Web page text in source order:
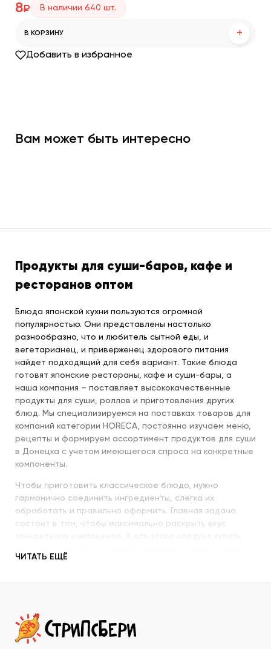
8₽ В наличии 640 шт.
В КОРЗИНУ +
Добавить в избранное
Вам может быть интересно
Продукты для суши-баров, кафе и
ресторанов оптом
Блюда японской кухни пользуются огромной
популярностью. Они представлены настолько
разнообразно, что и любитель сытной еды, и
вегетарианец, и приверженец здорового питания
найдет подходящий для себя вариант. Такие блюда
готовят японские рестораны, кафе и суши-бары, а
наша компания – поставляет высококачественные
продукты для суши, роллов и приготовления других
блюд. Мы специализируемся на поставках товаров для
компаний категории HORECA, постоянно изучаем меню,
рецепты и формируем ассортимент продуктов для суши
в Донецка с учетом имеющегося спроса на конкретные
компоненты.
Чтобы приготовить классическое блюдо, нужно
гармонично соединить ингредиенты, слегка их
обработать и правильно оформить. Главная задача
состоит в том, чтобы максимально раскрыть вкус
их со знанием всех секретов.
происхождение и свежесть каждого продукта, условия
транспортировки и хранения, дальнейшего
использования. Поэтому купить продукты для суши в
ЧИТАТЬ ЕЩЁ